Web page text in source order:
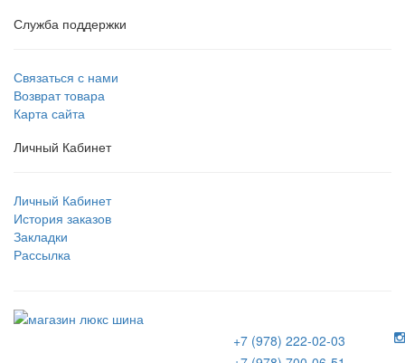
Служба поддержки
Связаться с нами
Возврат товара
Карта сайта
Личный Кабинет
Личный Кабинет
История заказов
Закладки
Рассылка
+7 (978) 222-02-03